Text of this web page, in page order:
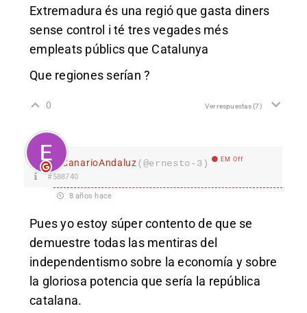
Extremadura és una regió que gasta diners
sense control i té tres vegades més
empleats públics que Catalunya
Que regiones serían ?
0 Ver respuestas(7)
CanarioAndaluz(@ernesto-3) EM Off
#588740
8 años hace
Pues yo estoy súper contento de que se
demuestre todas las mentiras del
independentismo sobre la economía y sobre
la gloriosa potencia que sería la república
catalana.